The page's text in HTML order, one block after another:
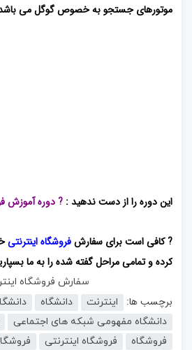
موتورهای جستجو به خصوص گوگل می
این دوره را از دست ندهید : ? دوره
? کافی است برای سفارشفروشگاه اینترنتی
کرده و تمامی مراحل گفته شده را به ما
سفارش فروشگاه
برچسب ها: اینترنت دانشگاه
دانشگاه مفهومی شبکه های اجتماعی
فروشگاه
فروشگاه اینترنتی